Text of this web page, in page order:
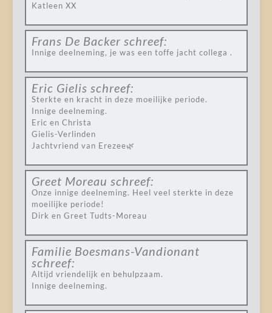
Katleen XX
Frans De Backer schreef:
Innige deelneming, je was een toffe jacht collega .
Eric Gielis schreef:
Sterkte en kracht in deze moeilijke periode.
Innige deelneming.
Eric en Christa
Gielis-Verlinden
Jachtvriend van Erezee🌿
Greet Moreau schreef:
Onze innige deelneming. Heel veel sterkte in deze
moeilijke periode!
Dirk en Greet Tudts-Moreau
Familie Boesmans-Vandionant
schreef:
Altijd vriendelijk en behulpzaam.
Innige deelneming.